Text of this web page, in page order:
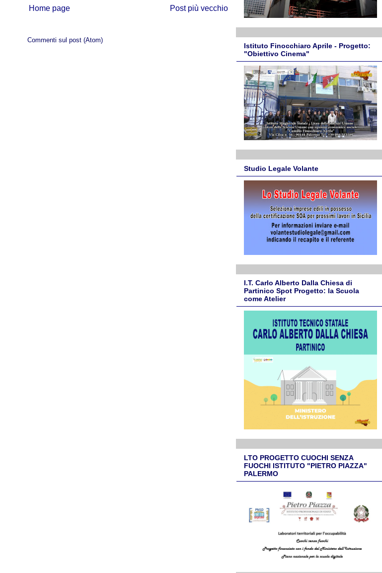
Post più vecchio
Home page
Commenti sul post (Atom)
Istituto Finocchiaro Aprile - Progetto:
"Obiettivo Cinema"
Studio Legale Volante
I.T. Carlo Alberto Dalla Chiesa di
Partinico Spot Progetto: la Scuola
come Atelier
LTO PROGETTO CUOCHI SENZA
FUOCHI ISTITUTO "PIETRO PIAZZA"
PALERMO